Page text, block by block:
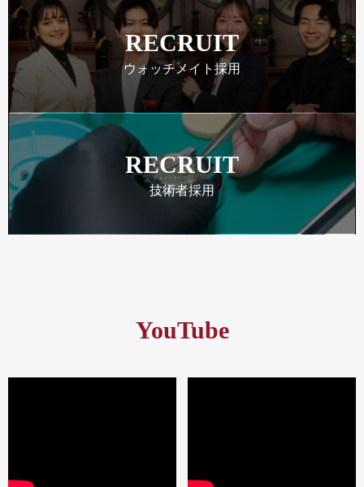
RECRUIT
ウォッチメイト採用
RECRUIT
技術者採用
YouTube